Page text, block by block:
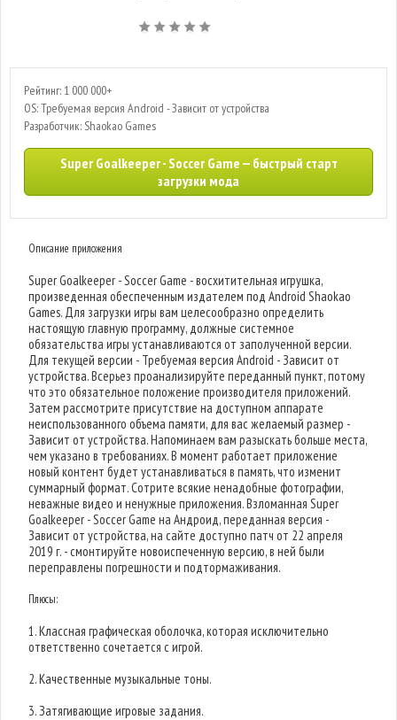
Рейтинг: 1 000 000+
OS: Требуемая версия Android - Зависит от устройства
Разработчик: Shaokao Games
Super Goalkeeper - Soccer Game — быстрый старт
загрузки мода
Описание приложения
Super Goalkeeper - Soccer Game - восхитительная игрушка,
произведенная обеспеченным издателем под Android Shaokao
Games. Для загрузки игры вам целесообразно определить
настоящую главную программу, должные системное
обязательства игры устанавливаются от заполученной версии.
Для текущей версии - Требуемая версия Android - Зависит от
устройства. Всерьез проанализируйте переданный пункт, потому
что это обязательное положение производителя приложений.
Затем рассмотрите присутствие на доступном аппарате
неиспользованного объема памяти, для вас желаемый размер -
Зависит от устройства. Напоминаем вам разыскать больше места,
чем указано в требованиях. В момент работает приложение
новый контент будет устанавливаться в память, что изменит
суммарный формат. Сотрите всякие ненадобные фотографии,
неважные видео и ненужные приложения. Взломанная Super
Goalkeeper - Soccer Game на Андроид, переданная версия -
Зависит от устройства, на сайте доступно патч от 22 апреля
2019 г. - смонтируйте новоиспеченную версию, в ней были
переправлены погрешности и подтормаживания.
Плюсы:
1. Классная графическая оболочка, которая исключительно
ответственно сочетается с игрой.
2. Качественные музыкальные тоны.
3. Затягивающие игровые задания.